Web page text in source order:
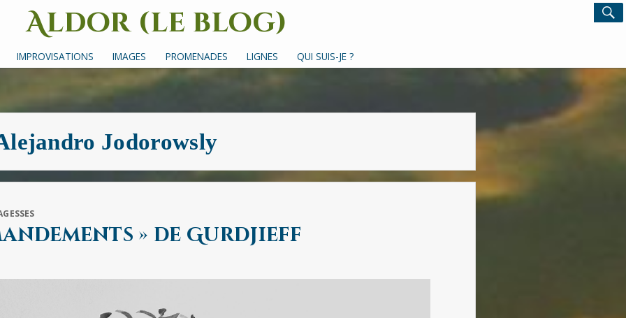
Aldor (le blog)
Un site avec des mots, des images et des sons
IMPROVISATIONS IMAGES PROMENADES LIGNES QUI SUIS-JE ?
Search
for:
Jodorowsly
» de Gurdjieff